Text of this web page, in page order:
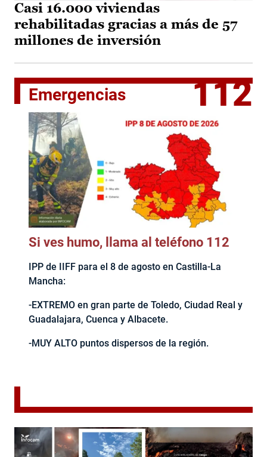
Casi 16.000 viviendas
rehabilitadas gracias a más de 57
millones de inversión
Emergencias 112
Si ves humo, llama al teléfono 112
IPP de IIFF para el 8 de agosto en Castilla-La
Mancha:
-EXTREMO en gran parte de Toledo, Ciudad Real y
Guadalajara, Cuenca y Albacete.
-MUY ALTO puntos dispersos de la región.